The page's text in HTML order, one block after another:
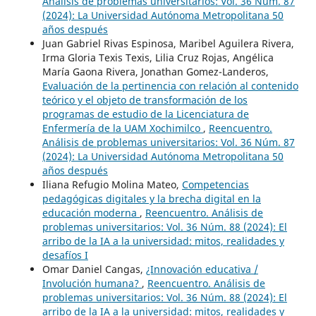
(2024): La Universidad Autónoma Metropolitana 50
años después
Juan Gabriel Rivas Espinosa, Maribel Aguilera Rivera,
Irma Gloria Texis Texis, Lilia Cruz Rojas, Angélica
María Gaona Rivera, Jonathan Gomez-Landeros,
Evaluación de la pertinencia con relación al contenido
teórico y el objeto de transformación de los
programas de estudio de la Licenciatura de
Enfermería de la UAM Xochimilco , Reencuentro.
Análisis de problemas universitarios: Vol. 36 Núm. 87
(2024): La Universidad Autónoma Metropolitana 50
años después
Iliana Refugio Molina Mateo, Competencias
pedagógicas digitales y la brecha digital en la
educación moderna , Reencuentro. Análisis de
problemas universitarios: Vol. 36 Núm. 88 (2024): El
arribo de la IA a la universidad: mitos, realidades y
desafíos I
Omar Daniel Cangas, ¿Innovación educativa /
Involución humana? , Reencuentro. Análisis de
problemas universitarios: Vol. 36 Núm. 88 (2024): El
arribo de la IA a la universidad: mitos, realidades y